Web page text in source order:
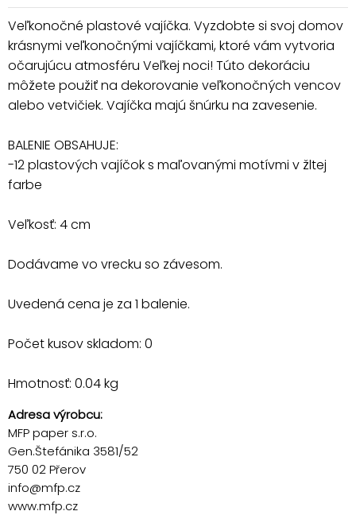
Veľkonočné plastové vajíčka. Vyzdobte si svoj domov
krásnymi veľkonočnými vajíčkami, ktoré vám vytvoria
očarujúcu atmosféru Veľkej noci! Túto dekoráciu
môžete použiť na dekorovanie veľkonočných vencov
alebo vetvičiek. Vajíčka majú šnúrku na zavesenie.
BALENIE OBSAHUJE:
-12 plastových vajíčok s maľovanými motívmi v žltej
farbe
Veľkosť: 4 cm
Dodávame vo vrecku so závesom.
Uvedená cena je za 1 balenie.
Počet kusov skladom: 0
Hmotnosť: 0.04 kg
Adresa výrobcu:
MFP paper s.r.o.
Gen.Štefánika 3581/52
750 02 Přerov
info@mfp.cz
www.mfp.cz